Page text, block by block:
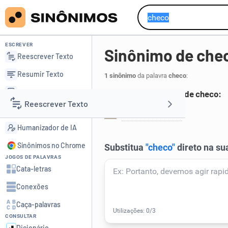
Reescrever Texto
Resumir Texto
Corrigir Texto
Detector de IA
Humanizador de IA
ESCREVER
Reescrever Texto
Resumir Texto
Detector de IA
Humanizador de IA
Sinônimos no Chrome
JOGOS DE PALAVRAS
Cata-letras
Conexões
Caça-palavras
CONSULTAR
Sinônimo de
1 sinônimoda palavra checo:
Principais sinônimos de checo:
tchecoslovaco